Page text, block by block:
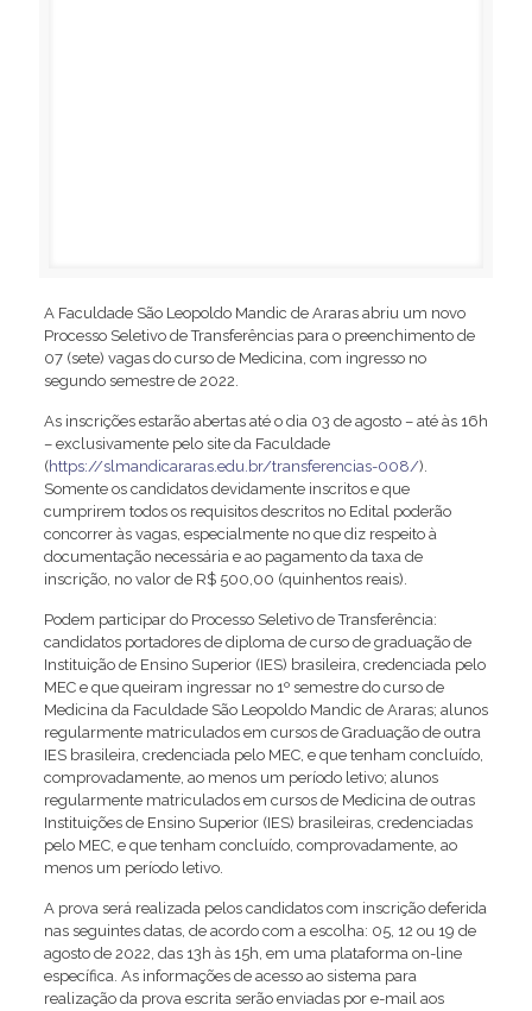
A Faculdade São Leopoldo Mandic de Araras abriu um novo
Processo Seletivo de Transferências para o preenchimento de
07 (sete) vagas do curso de Medicina, com ingresso no
segundo semestre de 2022.
As inscrições estarão abertas até o dia 03 de agosto – até às 16h
– exclusivamente pelo site da Faculdade
(https://slmandicararas.edu.br/transferencias-008/).
Somente os candidatos devidamente inscritos e que
cumprirem todos os requisitos descritos no Edital poderão
concorrer às vagas, especialmente no que diz respeito à
documentação necessária e ao pagamento da taxa de
inscrição, no valor de R$ 500,00 (quinhentos reais).
Podem participar do Processo Seletivo de Transferência:
candidatos portadores de diploma de curso de graduação de
Instituição de Ensino Superior (IES) brasileira, credenciada pelo
MEC e que queiram ingressar no 1º semestre do curso de
Medicina da Faculdade São Leopoldo Mandic de Araras; alunos
regularmente matriculados em cursos de Graduação de outra
IES brasileira, credenciada pelo MEC, e que tenham concluído,
comprovadamente, ao menos um período letivo; alunos
regularmente matriculados em cursos de Medicina de outras
Instituições de Ensino Superior (IES) brasileiras, credenciadas
pelo MEC, e que tenham concluído, comprovadamente, ao
menos um período letivo.
A prova será realizada pelos candidatos com inscrição deferida
nas seguintes datas, de acordo com a escolha: 05, 12 ou 19 de
agosto de 2022, das 13h às 15h, em uma plataforma on-line
específica. As informações de acesso ao sistema para
realização da prova escrita serão enviadas por e-mail aos